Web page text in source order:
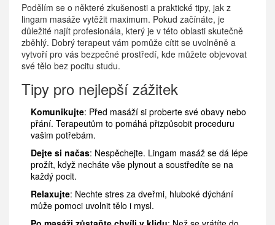
Podělím se o některé zkušenosti a praktické tipy, jak z
lingam masáže vytěžit maximum. Pokud začínáte, je
důležité najít profesionála, který je v této oblasti skutečně
zběhlý. Dobrý terapeut vám pomůže cítit se uvolněně a
vytvoří pro vás bezpečné prostředí, kde můžete objevovat
své tělo bez pocitu studu.
Tipy pro nejlepší zážitek
Komunikujte: Před masáží si proberte své obavy nebo
přání. Terapeutům to pomáhá přizpůsobit proceduru
vašim potřebám.
Dejte si načas: Nespěchejte. Lingam masáž se dá lépe
prožít, když necháte vše plynout a soustředíte se na
každý pocit.
Relaxujte: Nechte stres za dveřmi, hluboké dýchání
může pomoci uvolnit tělo i mysl.